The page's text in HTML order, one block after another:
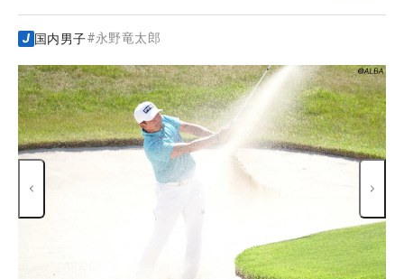
国内男子#永野竜太郎